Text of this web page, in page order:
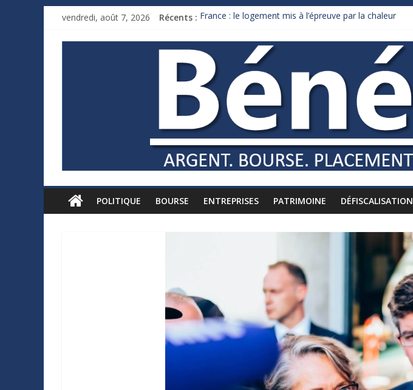
vendredi, août 7, 2026 Récents : France : le logement mis à l’épreuve par la chaleur
Royaume-Uni : Andy Burnham recule sur l’impôt
Xavier Niel, le milliardaire qui ne touche presque rien
Ruée des fortunes russes vers l’étranger
POLITIQUE BOURSE ENTREPRISES PATRIMOINE DÉFISCALISATION